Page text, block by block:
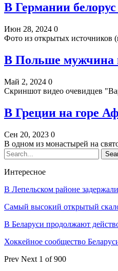
В Германии
Июн 28, 2024 0
Фото из открытых источников
В Польше мужчина
Май 2, 2024 0
Скриншот видео очевидцев
В Греции на горе
Сен 20, 2023 0
В одном из монастырей на
Интересное
В Лепельском районе
Самый высокий открытый
В Беларуси продолжают
Хоккейное сообщество
Prev Next 1 of 900